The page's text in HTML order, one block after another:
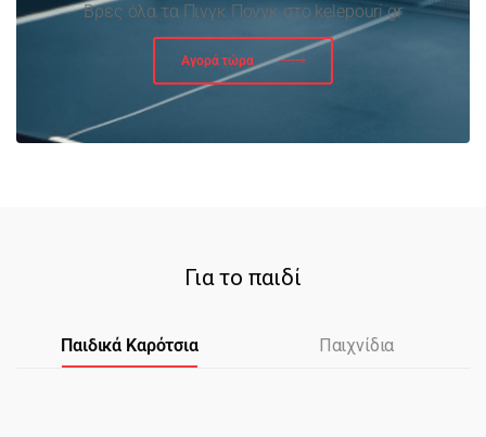
Βρες όλα τα Πινγκ Πονγκ στο kelepouri.gr
Αγορά τώρα
Για το παιδί
Παιδικά Καρότσια Παιχνίδια